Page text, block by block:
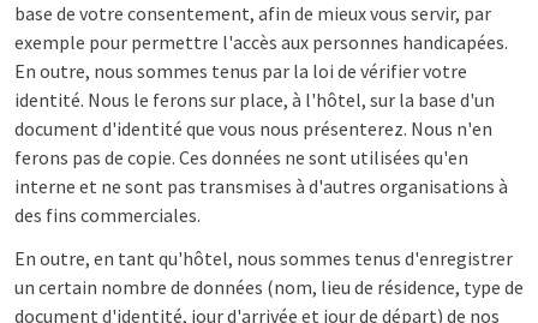
base de votre consentement, afin de mieux vous servir, par
exemple pour permettre l'accès aux personnes handicapées.
En outre, nous sommes tenus par la loi de vérifier votre
identité. Nous le ferons sur place, à l'hôtel, sur la base d'un
document d'identité que vous nous présenterez. Nous n'en
ferons pas de copie. Ces données ne sont utilisées qu'en
interne et ne sont pas transmises à d'autres organisations à
des fins commerciales.
En outre, en tant qu'hôtel, nous sommes tenus d'enregistrer
un certain nombre de données (nom, lieu de résidence, type de
document d'identité, jour d'arrivée et jour de départ) de nos